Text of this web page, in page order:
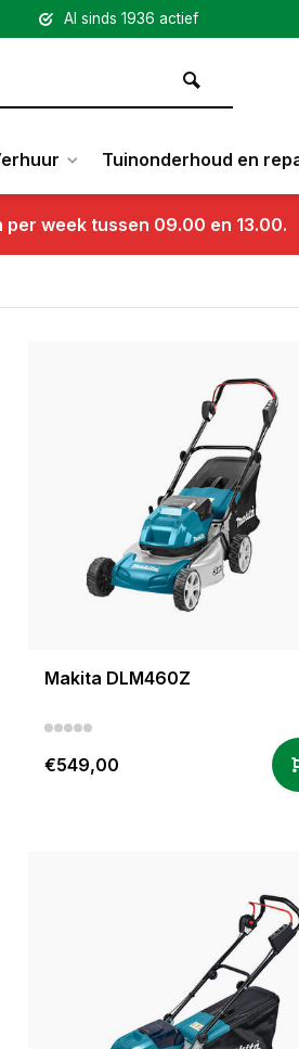
Al sinds 1936 actief
Tuinonderhoud en
week tussen 09.00 en 13.00.
Makita DLM460Z
€549,00